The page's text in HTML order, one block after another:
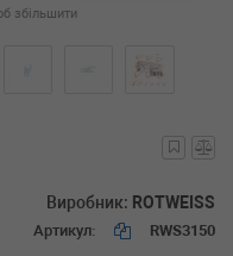
збільшити
Виробник: ROTWEISS
Артикул: RWS3150